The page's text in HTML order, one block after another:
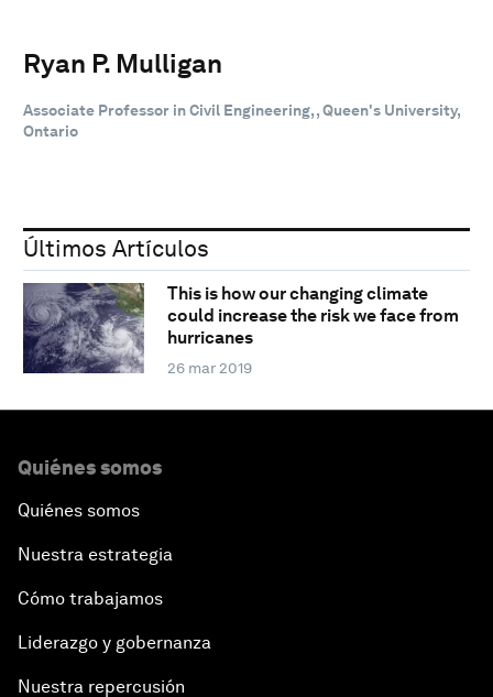
Ryan P. Mulligan
Associate Professor in Civil Engineering, , Queen's University,
Ontario
Últimos Artículos
This is how our changing climate
could increase the risk we face from
hurricanes
26 mar 2019
Quiénes somos
Quiénes somos
Nuestra estrategia
Cómo trabajamos
Liderazgo y gobernanza
Nuestra repercusión